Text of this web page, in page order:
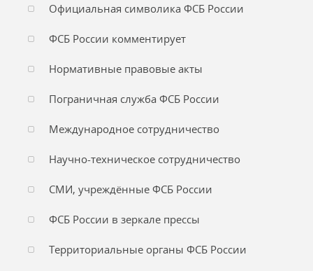
Официальная символика ФСБ России
ФСБ России комментирует
Нормативные правовые акты
Пограничная служба ФСБ России
Международное сотрудничество
Научно-техническое сотрудничество
СМИ, учреждённые ФСБ России
ФСБ России в зеркале прессы
Территориальные органы ФСБ России